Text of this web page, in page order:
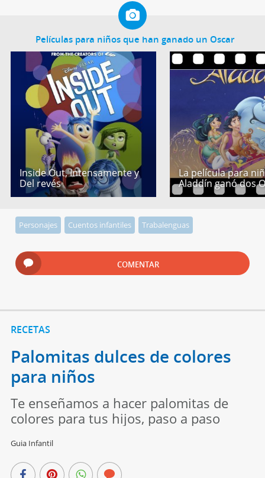
Películas para niños que han ganado un Oscar
Inside Out, Intensamente y
Del revés
La película para
Aladdín ganó dos
Personajes Cuentos infantiles Trabalenguas
COMENTAR
RECETAS
Palomitas dulces de colores
para niños
Te enseñamos a hacer palomitas de
colores para tus hijos, paso a paso
Guia Infantil